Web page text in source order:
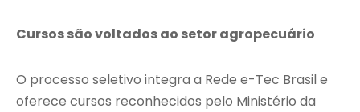
Cursos são voltados ao setor agropecuário
O processo seletivo integra a Rede e-Tec Brasil e
oferece cursos reconhecidos pelo Ministério da